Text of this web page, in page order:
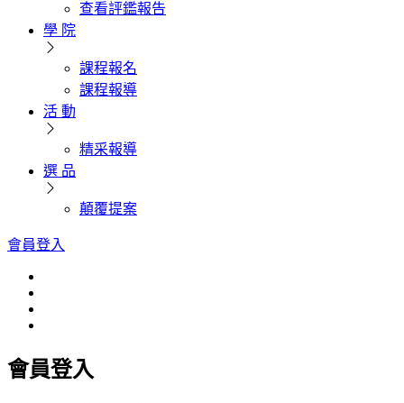
查看評鑑報告
學 院
課程報名
課程報導
活 動
精采報導
選 品
顛覆提案
會員登入
會員登入